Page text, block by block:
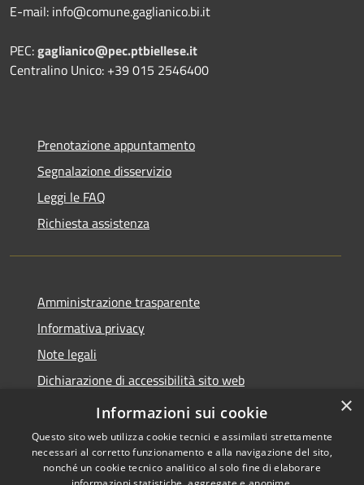
E-mail: info@comune.gaglianico.bi.it
PEC:gaglianico@pec.ptbiellese.it
Centralino Unico: +39 015 2546400
Prenotazione appuntamento
Segnalazione disservizio
Leggi le FAQ
Richiesta assistenza
Amministrazione trasparente
Informativa privacy
Note legali
Dichiarazione di accessibilità sito web
WhistleblowingPA
×
Informazioni sui cookie
Questo sito web utilizza cookie tecnici e assimilati strettamente
necessari al corretto funzionamento e alla navigazione del sito,
nonché un cookie tecnico analitico al solo fine di elaborare